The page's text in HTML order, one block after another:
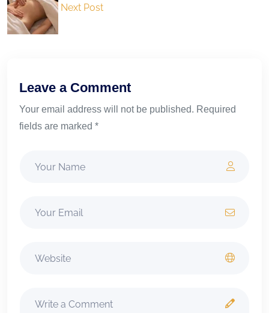
Next Post
Leave a Comment
Your email address will not be published. Required
fields are marked *